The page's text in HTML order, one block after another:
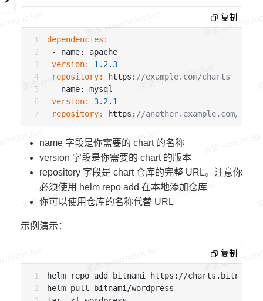
复制
dependencies:
version:
1.2.3
repository:
https: //example.com/charts
version:
3.2.1
repository:
https: //another.example.com/
name 字段是你需要的 chart 的名称
version 字段是你需要的 chart 的版本
repository 字段是 chart 仓库的完整 URL。注意你
必须使用 helm repo add 在本地添加仓库
你可以使用仓库的名称代替 URL
示例演示：
复制
helm repo add bitnami https://
helm pull bitnami/wordpress